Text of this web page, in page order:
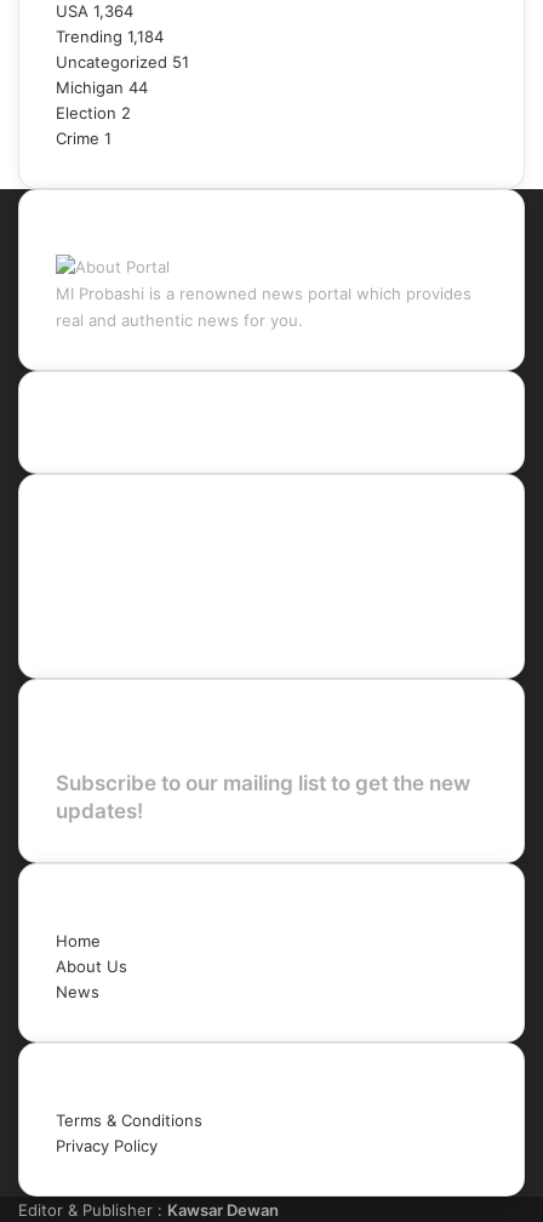
USA 1,364
Trending 1,184
Uncategorized 51
Michigan 44
Election 2
Crime 1
MI Probashi is a renowned news portal which provides
real and authentic news for you.
Subscribe to our mailing list to get the new
updates!
Home
About Us
News
Terms & Conditions
Privacy Policy
Editor & Publisher : Kawsar Dewan